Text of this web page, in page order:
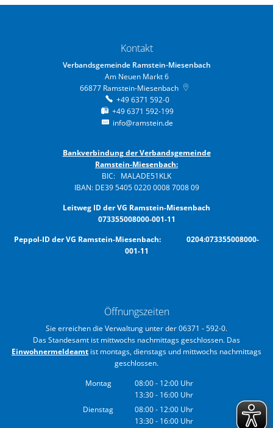
Kontakt
Verbandsgemeinde Ramstein-Miesenbach
Am Neuen Markt 6
66877 Ramstein-Miesenbach
+49 6371 592-0
+49 6371 592-199
info@ramstein.de
Bankverbindung der Verbandsgemeinde
Ramstein-Miesenbach:
BIC: MALADE51KLK
IBAN: DE39 5405 0220 0008 7008 09
Leitweg ID der VG Ramstein-Miesenbach
073355008000-001-11
Peppol-ID der VG Ramstein-Miesenbach: 0204:073355008000-
001-11
Öffnungszeiten
Sie erreichen die Verwaltung unter der 06371 - 592-0.
Das Standesamt ist mittwochs nachmittags geschlossen. Das
Einwohnermeldeamt ist montags, dienstags und mittwochs nachmittags
geschlossen.
Montag
08:00- 12:00 Uhr
Von 08:00 bis 12:00 Uhr
13:30- 16:00 Uhr
Von 13:30 bis 16:00 Uhr
Dienstag 08:00- 12:00 Uhr
Von 08:00 bis 12:00 Uhr
13:30- 16:00 Uhr